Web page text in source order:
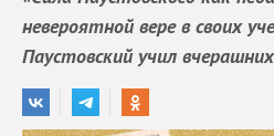
невероятной вере в своих
Паустовский учил